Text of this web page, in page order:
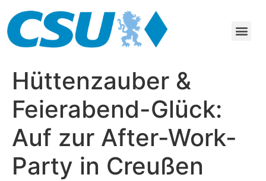
Hüttenzauber &
Feierabend-Glück:
Auf zur After-Work-
Party in Creußen